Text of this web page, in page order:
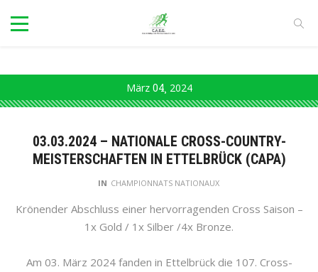
März 04 2024
03.03.2024 – NATIONALE CROSS-COUNTRY-
MEISTERSCHAFTEN IN ETTELBRÜCK (CAPA)
IN CHAMPIONNATS NATIONAUX
Krönender Abschluss einer hervorragenden Cross Saison –
1x Gold / 1x Silber /4x Bronze.
Am 03. März 2024 fanden in Ettelbrück die 107. Cross-